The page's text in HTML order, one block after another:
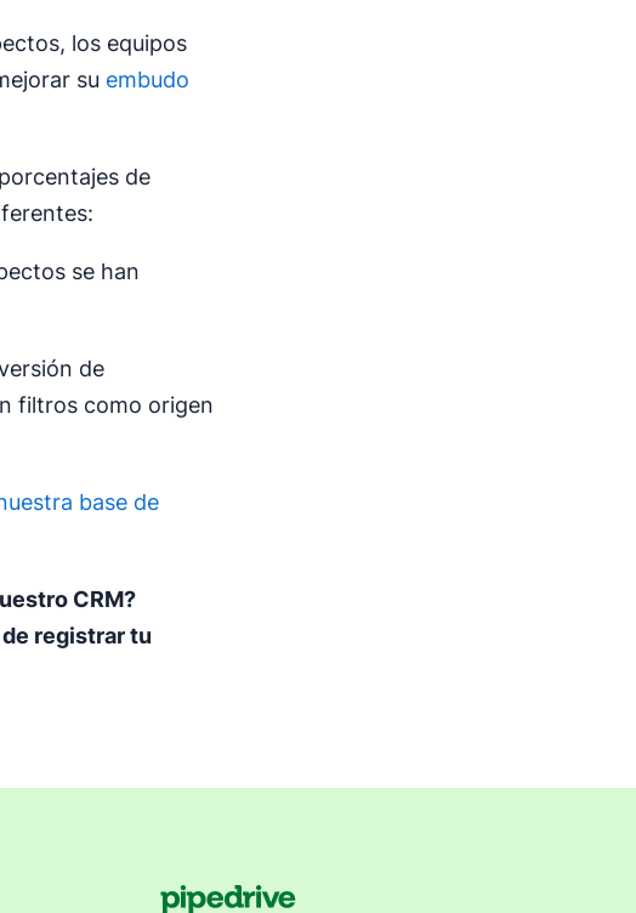
los equipos
su embudo
de
se han
de
filtros como origen
base de
CRM?
registrar tu